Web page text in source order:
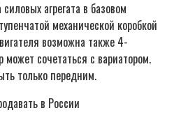
агрегата в базовом
механической коробкой
возможна также 4-
может сочетаться с вариатором.
только передним.